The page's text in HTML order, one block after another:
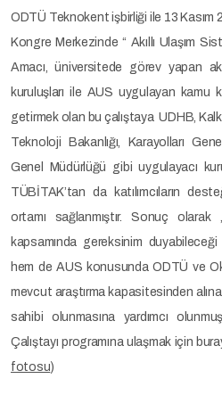
ODTÜ Teknokent işbirliği ile 13
Kongre Merkezinde “ Akıllı Ulaşım
Amacı, üniversitede görev yapan
kuruluşları ile AUS uygulayan kamu
getirmek olan bu çalıştaya UDHB,
Teknoloji Bakanlığı, Karayolları
Genel Müdürlüğü gibi uygulayacı
TÜBİTAK’tan da katılımcıların
ortamı sağlanmıştır. Sonuç
kapsamında gereksinim
hem de AUS konusunda ODTÜ ve
mevcut araştırma kapasitesinden
sahibi olunmasına yardımcı
Çalıştayı programına ulaşmak için
fotosu)